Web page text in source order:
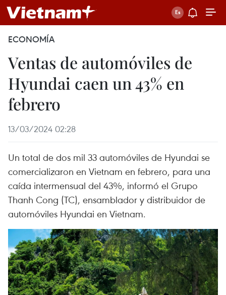
ECONOMÍA
Ventas de automóviles de
Hyundai caen un 43% en
febrero
13/03/2024 02:28
Un total de dos mil 33 automóviles de Hyundai se
comercializaron en Vietnam en febrero, para una
caída intermensual del 43%, informó el Grupo
Thanh Cong (TC), ensamblador y distribuidor de
automóviles Hyundai en Vietnam.